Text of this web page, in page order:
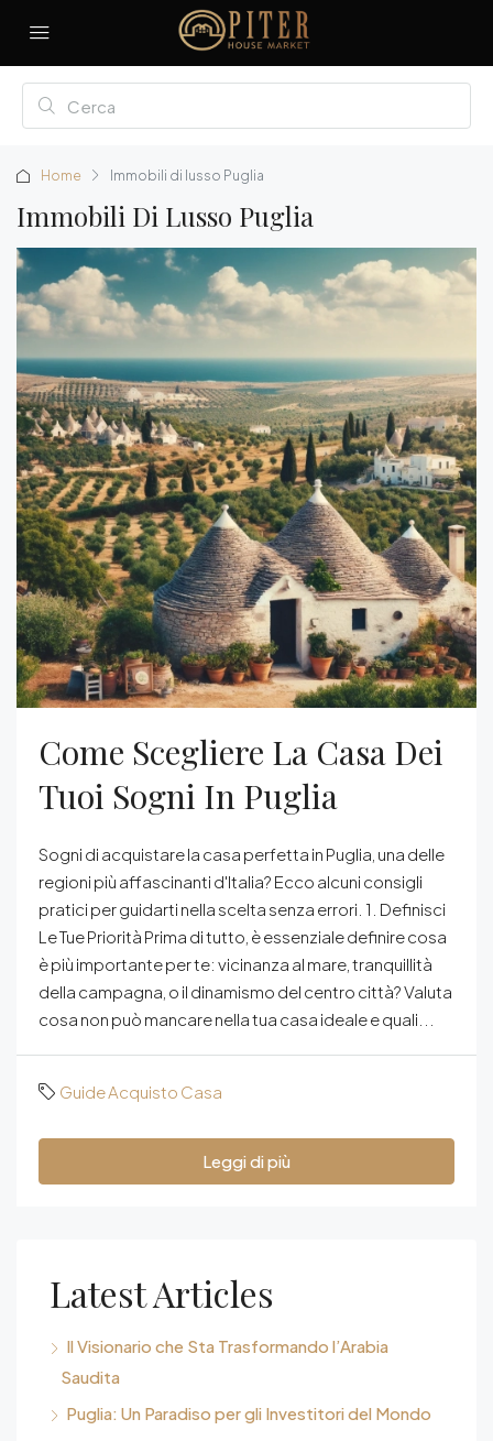
Home Immobili di lusso Puglia
Immobili Di Lusso Puglia
Come Scegliere La Casa Dei
Tuoi Sogni In Puglia
Sogni di acquistare la casa perfetta in Puglia, una delle
regioni più affascinanti d'Italia? Ecco alcuni consigli
pratici per guidarti nella scelta senza errori. 1. Definisci
Le Tue Priorità Prima di tutto, è essenziale definire cosa
è più importante per te: vicinanza al mare, tranquillità
della campagna, o il dinamismo del centro città? Valuta
cosa non può mancare nella tua casa ideale e quali...
Guide Acquisto Casa
Leggi di più
Latest Articles
Il Visionario che Sta Trasformando l’Arabia
Saudita
Puglia: Un Paradiso per gli Investitori del Mondo